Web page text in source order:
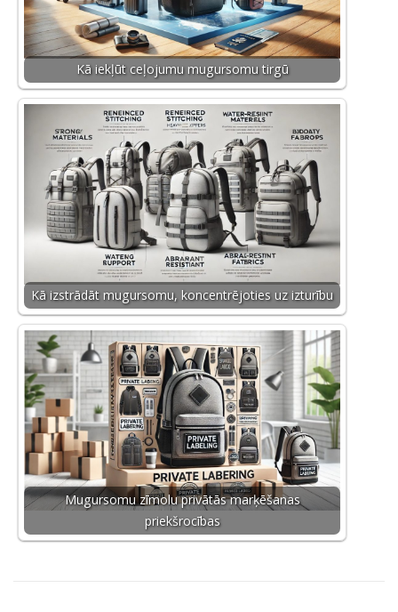
Kā iekļūt ceļojumu mugursomu tirgū
Kā izstrādāt mugursomu, koncentrējoties uz izturību
Mugursomu zīmolu privātās marķēšanas
priekšrocības